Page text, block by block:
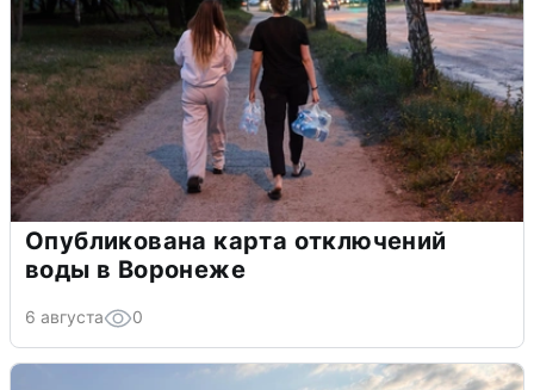
Опубликована карта отключений
воды в Воронеже
6 августа 0